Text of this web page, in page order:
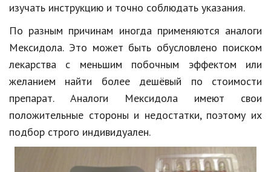
изучать инструкцию и точно соблюдать указания.
По разным причинам иногда применяются аналоги
Мексидола. Это может быть обусловлено поиском
лекарства с меньшим побочным эффектом или
желанием найти более дешёвый по стоимости
препарат. Аналоги Мексидола имеют свои
положительные стороны и недостатки, поэтому их
подбор строго индивидуален.